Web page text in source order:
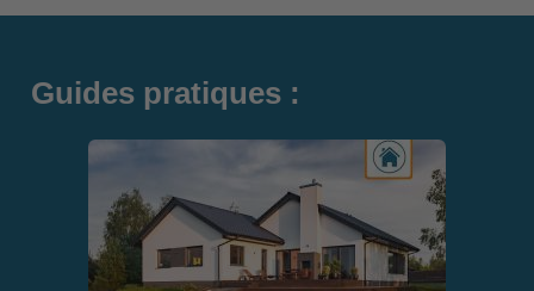
Guides pratiques :